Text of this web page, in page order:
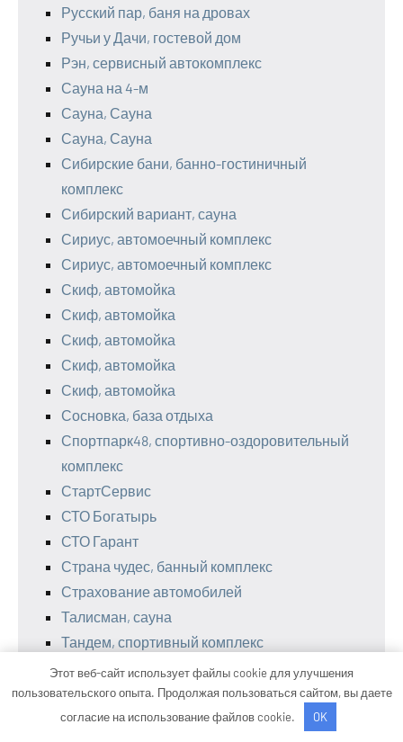
Русский пар, баня на дровах
Ручьи у Дачи, гостевой дом
Рэн, сервисный автокомплекс
Сауна на 4-м
Сауна, Сауна
Сауна, Сауна
Сибирские бани, банно-гостиничный
комплекс
Сибирский вариант, сауна
Сириус, автомоечный комплекс
Сириус, автомоечный комплекс
Скиф, автомойка
Скиф, автомойка
Скиф, автомойка
Скиф, автомойка
Скиф, автомойка
Сосновка, база отдыха
Спортпарк48, спортивно-оздоровительный
комплекс
СтартСервис
СТО Богатырь
СТО Гарант
Страна чудес, банный комплекс
Страхование автомобилей
Талисман, сауна
Тандем, спортивный комплекс
Темп
Теплая речка, гостиничный комплекс
Территория первых, сауна
Этот веб-сайт использует файлы cookie для улучшения
пользовательского опыта. Продолжая пользоваться сайтом, вы даете
согласие на использование файлов cookie.
OK